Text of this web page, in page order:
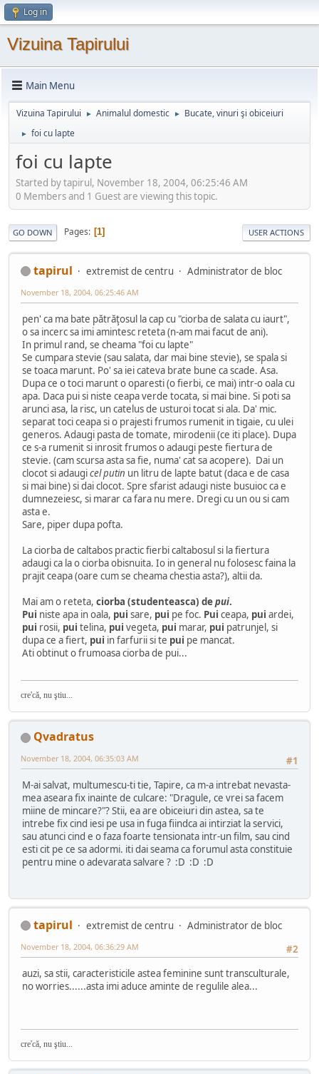
Log in
Vizuina Tapirului
Main Menu
Vizuina Tapirului ► Animalul domestic ► Bucate, vinuri şi obiceiuri
► foi cu lapte
foi cu lapte
Started by tapirul, November 18, 2004, 06:25:46 AM
0 Members and 1 Guest are viewing this topic.
GO DOWN Pages 1 USER ACTIONS
tapirul extremist de centru Administrator de bloc
November 18, 2004, 06:25:46 AM
pen' ca ma bate pătrăţosul la cap cu "ciorba de salata cu iaurt",
o sa incerc sa imi amintesc reteta (n-am mai facut de ani).
In primul rand, se cheama "foi cu lapte"
Se cumpara stevie (sau salata, dar mai bine stevie), se spala si
se toaca marunt. Po' sa iei cateva brate bune ca scade. Asa.
Dupa ce o toci marunt o oparesti (o fierbi, ce mai) intr-o oala cu
apa. Daca pui si niste ceapa verde tocata, si mai bine. Si poti sa
arunci asa, la risc, un catelus de usturoi tocat si ala. Da' mic.
separat toci ceapa si o prajesti frumos rumenit in tigaie, cu ulei
generos. Adaugi pasta de tomate, mirodenii (ce iti place). Dupa
ce s-a rumenit si inrosit frumos o adaugi peste fiertura de
stevie. (cam scursa asta sa fie, numa' cat sa acopere). Dai un
clocot si adaugicel putin un litru de lapte batut (daca e de casa
si mai bine) si dai clocot. Spre sfarist adaugi niste busuioc ca e
dumnezeiesc, si marar ca fara nu mere. Dregi cu un ou si cam
asta e.
Sare, piper dupa pofta.
La ciorba de caltabos practic fierbi caltabosul si la fiertura
adaugi ca la o ciorba obisnuita. Io in general nu folosesc faina la
prajit ceapa (oare cum se cheama chestia asta?), altii da.
Mai am o reteta, ciorba (studenteasca) depui.
Pui niste apa in oala, pui sare, pui pe foc. Pui ceapa, pui ardei,
pui rosii, pui telina, pui vegeta, pui marar, pui patrunjel, si
dupa ce a fiert, pui in farfurii si te pui pe mancat.
Ati obtinut o frumoasa ciorba de pui...
cre'că, nu ştiu...
Qvadratus
#1
November 18, 2004, 06:35:03 AM
M-ai salvat, multumescu-ti tie, Tapire, ca m-a intrebat nevasta-
mea aseara fix inainte de culcare: "Dragule, ce vrei sa facem
miine de mincare?"? Stii, ea are obiceiuri din astea, sa te
intrebe fix cind iesi pe usa in fuga fiindca ai intirziat la servici,
sau atunci cind e o faza foarte tensionata intr-un film, sau cind
esti cit pe ce sa adormi. iti dai seama ca forumul asta constituie
pentru mine o adevarata salvare ? :D :D :D
tapirul extremist de centru
Administrator de bloc
#2
November 18, 2004, 06:36:29 AM
auzi, sa stii, caracteristicile astea feminine sunt transculturale,
no worries......asta imi aduce aminte de regulile alea...
cre'că, nu ştiu...